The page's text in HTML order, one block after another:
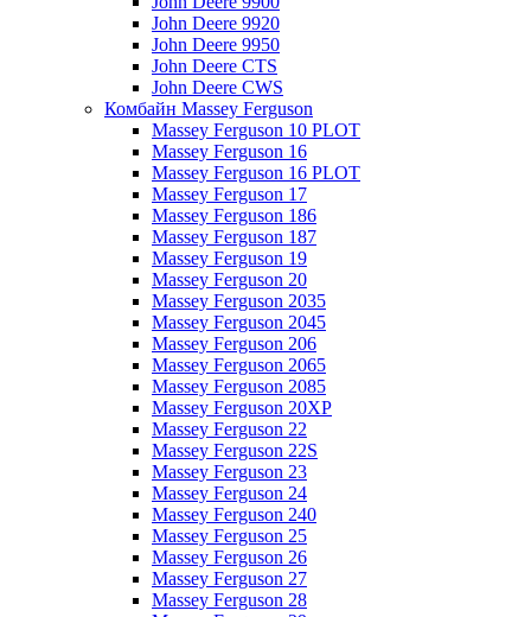
John Deere 9920
John Deere 9950
John Deere CTS
John Deere CWS
Комбайн Massey Ferguson
Massey Ferguson 10 PLOT
Massey Ferguson 16
Massey Ferguson 16 PLOT
Massey Ferguson 17
Massey Ferguson 186
Massey Ferguson 187
Massey Ferguson 19
Massey Ferguson 20
Massey Ferguson 2035
Massey Ferguson 2045
Massey Ferguson 206
Massey Ferguson 2065
Massey Ferguson 2085
Massey Ferguson 20XP
Massey Ferguson 22
Massey Ferguson 22S
Massey Ferguson 23
Massey Ferguson 24
Massey Ferguson 240
Massey Ferguson 25
Massey Ferguson 26
Massey Ferguson 27
Massey Ferguson 28